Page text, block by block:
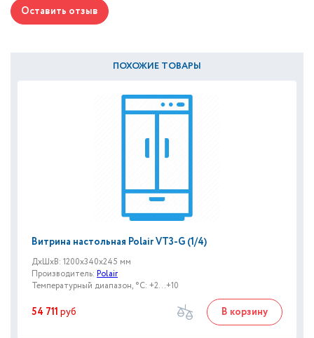
Оставить отзыв
ПОХОЖИЕ ТОВАРЫ
Витрина настольная Polair VT3-G (1/4)
ДxШxВ: 1200x340x245 мм
Производитель: Polair
Температурный диапазон, °C: +2...+10
54 711 руб В корзину